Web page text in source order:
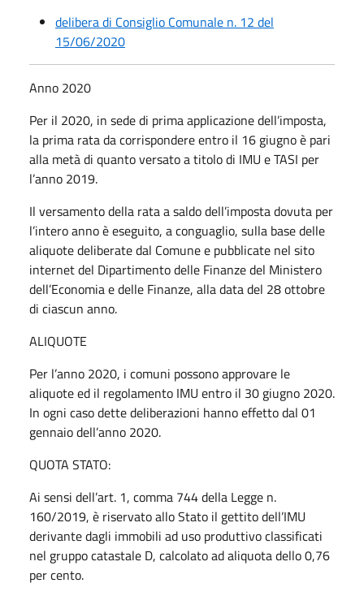
delibera di Consiglio Comunale n. 12 del
15/06/2020
Anno 2020
Per il 2020, in sede di prima applicazione dell’imposta,
la prima rata da corrispondere entro il 16 giugno è pari
alla metà di quanto versato a titolo di IMU e TASI per
l’anno 2019.
Il versamento della rata a saldo dell’imposta dovuta per
l’intero anno è eseguito, a conguaglio, sulla base delle
aliquote deliberate dal Comune e pubblicate nel sito
internet del Dipartimento delle Finanze del Ministero
dell’Economia e delle Finanze, alla data del 28 ottobre
di ciascun anno.
ALIQUOTE
Per l’anno 2020, i comuni possono approvare le
aliquote ed il regolamento IMU entro il 30 giugno 2020.
In ogni caso dette deliberazioni hanno effetto dal 01
gennaio dell’anno 2020.
QUOTA STATO:
Ai sensi dell’art. 1, comma 744 della Legge n.
160/2019, è riservato allo Stato il gettito dell’IMU
derivante dagli immobili ad uso produttivo classificati
nel gruppo catastale D, calcolato ad aliquota dello 0,76
per cento.